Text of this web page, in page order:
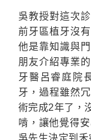
吳教授對這次
前牙區植牙沒
他是靠知識與
朋友介紹專業
牙醫呂睿庭院
牙，過程雖然
術完成2年了，
啃，讓他覺得
吳先生決定到禾